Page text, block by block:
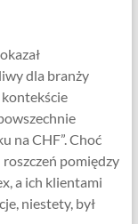
dla branży
kontekście
na CHF”. Choć
pomiędzy
a ich klientami
niestety, był